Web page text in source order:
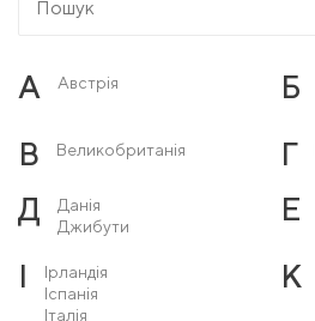
А Австрія Б
В Великобританія Г
Д
Данія
Джибути
Е
І
Ірландія
Іспанія
Італія
К